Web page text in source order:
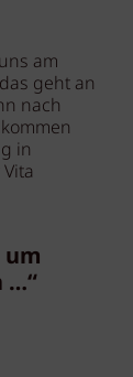
am
geht an
nach
in
…“